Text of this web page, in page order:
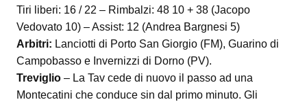
Tiri liberi: 16 / 22 – Rimbalzi: 48 10 + 38 (Jacopo
Vedovato 10) – Assist: 12 (Andrea Bargnesi 5)
Arbitri: Lanciotti di Porto San Giorgio (FM), Guarino di
Campobasso e Invernizzi di Dorno (PV).
Treviglio – La Tav cede di nuovo il passo ad una
Montecatini che conduce sin dal primo minuto. Gli